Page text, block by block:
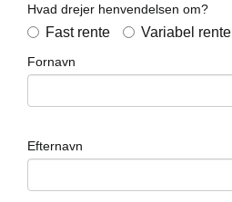
Hvad drejer henvendelsen om?
Fast rente Variabel rente
Fornavn
Efternavn